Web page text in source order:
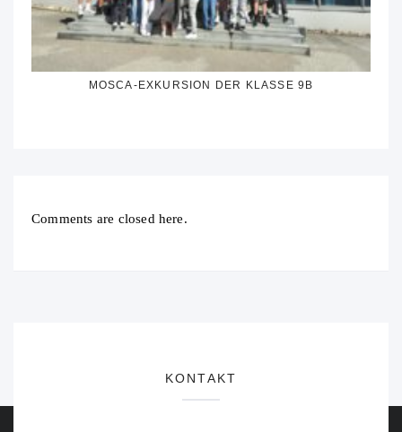
MOSCA-EXKURSION DER KLASSE 9B
Comments are closed here.
KONTAKT